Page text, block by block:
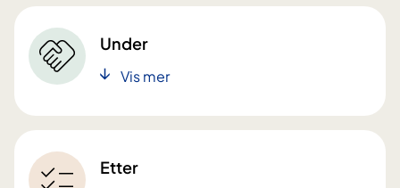
Under
Vis mer
Etter